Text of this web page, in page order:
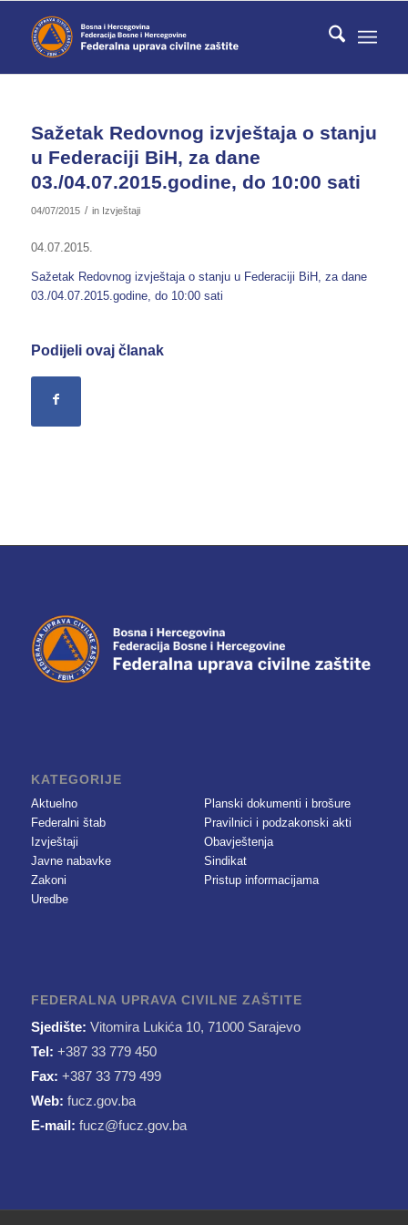
Sažetak Redovnog izvještaja o stanju
u Federaciji BiH, za dane
03./04.07.2015.godine, do 10:00 sati
04/07/2015 / in Izvještaji
04.07.2015.
Sažetak Redovnog izvještaja o stanju u Federaciji BiH, za dane
03./04.07.2015.godine, do 10:00 sati
Podijeli ovaj članak
KATEGORIJE
Aktuelno
Federalni štab
Izvještaji
Javne nabavke
Zakoni
Uredbe
Planski dokumenti i brošure
Pravilnici i podzakonski akti
Obavještenja
Sindikat
Pristup informacijama
FEDERALNA UPRAVA CIVILNE ZAŠTITE
Sjedište: Vitomira Lukića 10, 71000 Sarajevo
Tel: +387 33 779 450
Fax: +387 33 779 499
Web: fucz.gov.ba
E-mail: fucz@fucz.gov.ba